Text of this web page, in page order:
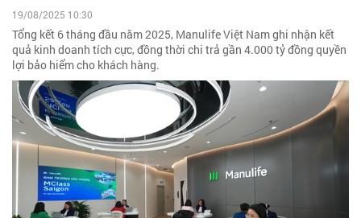
19/08/2025 10:30
Tổng kết 6 tháng đầu năm 2025, Manulife Việt Nam ghi nhận kết
quả kinh doanh tích cực, đồng thời chi trả gần 4.000 tỷ đồng quyền
lợi bảo hiểm cho khách hàng.